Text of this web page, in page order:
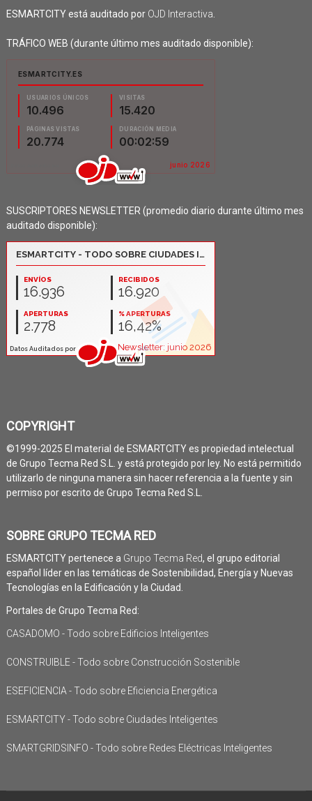
ESMARTCITY está auditado por OJD Interactiva.
TRÁFICO WEB (durante último mes auditado disponible):
SUSCRIPTORES NEWSLETTER (promedio diario durante último mes
auditado disponible):
COPYRIGHT
©1999-2025 El material de ESMARTCITY es propiedad intelectual
de Grupo Tecma Red S.L. y está protegido por ley. No está permitido
utilizarlo de ninguna manera sin hacer referencia a la fuente y sin
permiso por escrito de Grupo Tecma Red S.L.
SOBRE GRUPO TECMA RED
ESMARTCITY pertenece a Grupo Tecma Red, el grupo editorial
español líder en las temáticas de Sostenibilidad, Energía y Nuevas
Tecnologías en la Edificación y la Ciudad.
Portales de Grupo Tecma Red:
CASADOMO - Todo sobre Edificios Inteligentes
CONSTRUIBLE - Todo sobre Construcción Sostenible
ESEFICIENCIA - Todo sobre Eficiencia Energética
ESMARTCITY - Todo sobre Ciudades Inteligentes
SMARTGRIDSINFO - Todo sobre Redes Eléctricas Inteligentes